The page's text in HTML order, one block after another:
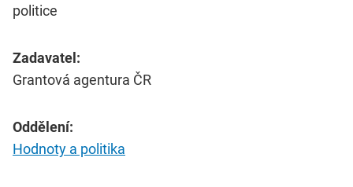
politice
Zadavatel:
Grantová agentura ČR
Oddělení:
Hodnoty a politika